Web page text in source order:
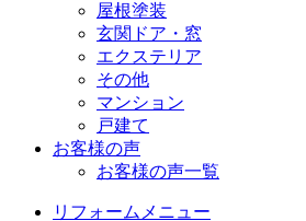
屋根塗装
玄関ドア・窓
エクステリア
その他
マンション
戸建て
お客様の声
お客様の声一覧
リフォームメニュー